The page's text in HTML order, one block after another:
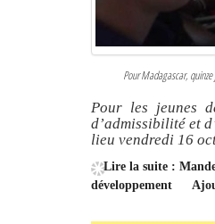
Pour Madagascar,
Pour les jeunes
d’admissibilité et
lieu vendredi 16
Lire la suite :
développement